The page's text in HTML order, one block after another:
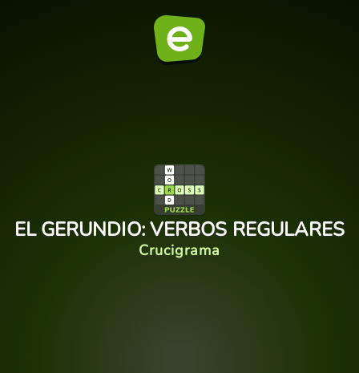
EL GERUNDIO: VERBOS REGULARES
Crucigrama